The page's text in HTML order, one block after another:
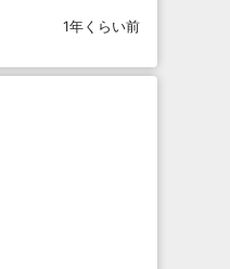
1年くらい前